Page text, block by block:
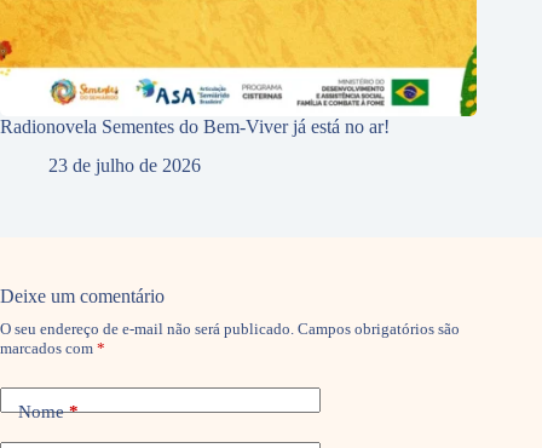
Radionovela Sementes do Bem-Viver já está no ar!
23 de julho de 2026
Deixe um comentário
O seu endereço de e-mail não será publicado. Campos obrigatórios são
marcados com *
Nome*